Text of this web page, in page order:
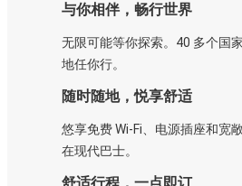
与你相伴，畅行世界
无限可能等你探索。40 多个国
地任你行。
随时随地，悦享舒适
悠享免费 Wi-Fi、电源插座和宽
在现代巴士。